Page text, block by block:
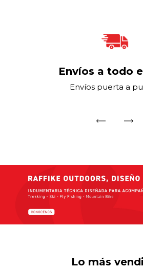
Envíos a todo
Envíos puerta a
Lo más